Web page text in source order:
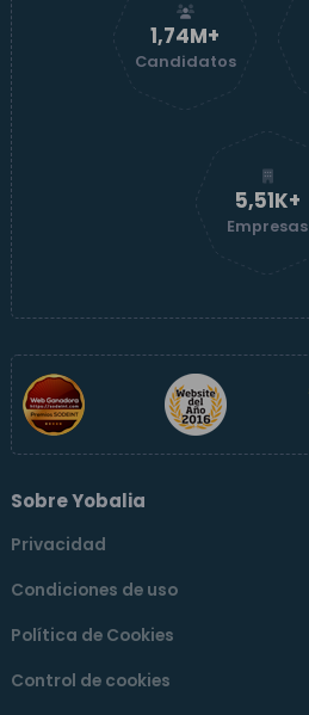
1,74M+
Candidatos
5,51K+
Empresas
Sobre Yobalia
Privacidad
Condiciones de uso
Política de Cookies
Control de cookies